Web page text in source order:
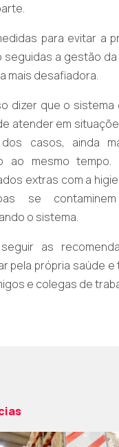
para evitar a
seguidas a gestão
mais desafiadora.
dizer que o sistema
atender em
dos casos, ainda
ao mesmo tempo.
extras com a
se
o sistema.
as
pela própria saúde e
e colegas de